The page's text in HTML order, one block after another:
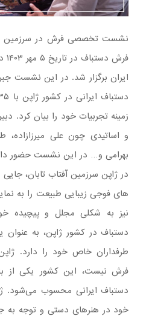
نشست تخصصی فرش در سرزمین
ایران برگزار شد. در این نشست
زمینه تجربیات خود را بیان کرد.
و اساتیدی چون علی
بهرامی و… در این نشست حضور
در ژاپن سرزمین آفتاب تابان،
های فوجی زیبایی طبیعت را به
نیز به شکلی مجلل و پیچیده
دستباف در کشور ژاپن، به
طرفداران خاص خود را دارد.
فرش نیست، این کشور یکی از
دستباف ایرانی محسوب می‌شود.
خود در هنرهای دستی و توجه به